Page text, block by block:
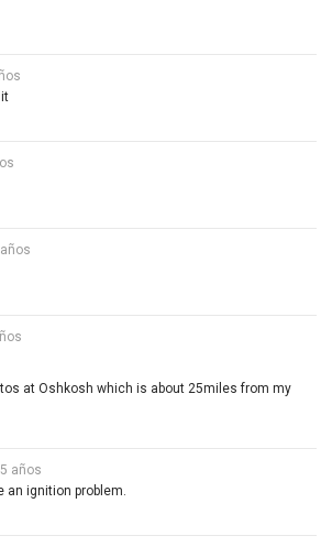
at Oshkosh which is about 25miles from my
años
an ignition problem.